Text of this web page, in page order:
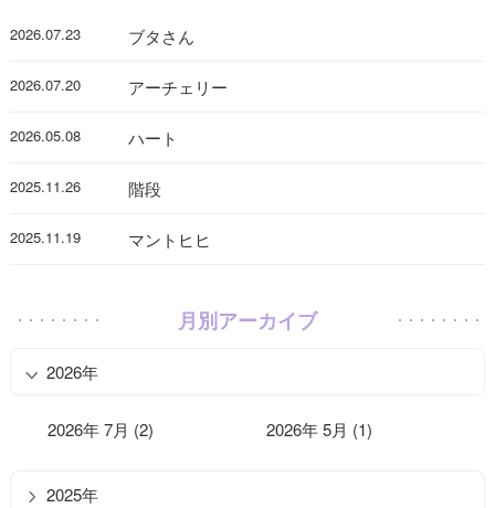
2026.07.23 ブタさん
2026.07.20 アーチェリー
2026.05.08 ハート
2025.11.26 階段
2025.11.19 マントヒヒ
月別アーカイブ
2026年
2026年 7月 (2) 2026年 5月 (1)
2025年